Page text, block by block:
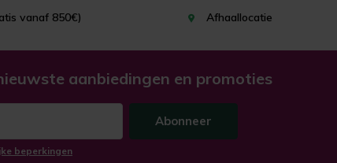
vanaf 850€) Afhaallocatie
aanbiedingen en promoties
Abonneer
beperkingen